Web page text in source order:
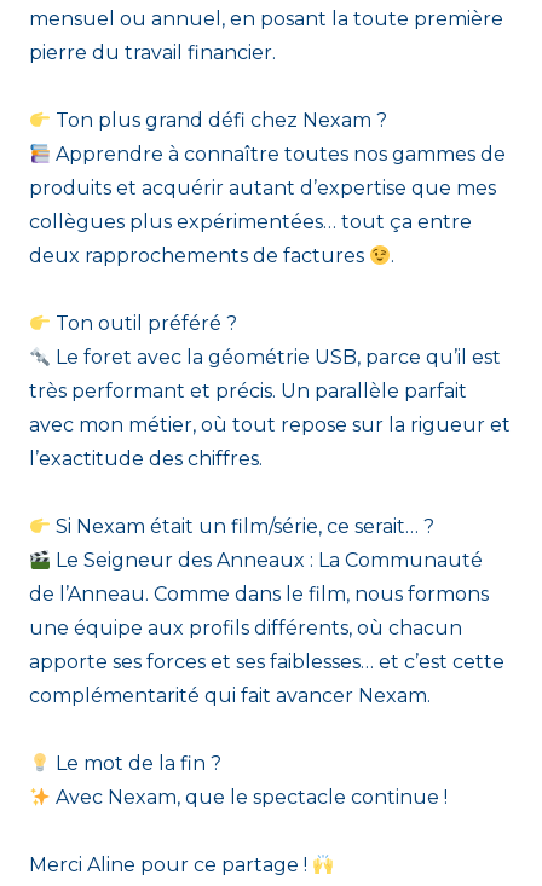
mensuel ou annuel, en posant la toute première
pierre du travail financier.
Ton plus grand défi chez Nexam ?
Apprendre à connaître toutes nos gammes de
produits et acquérir autant d’expertise que mes
collègues plus expérimentées… tout ça entre
deux rapprochements de factures
.
Ton outil préféré ?
Le foret avec la géométrie USB, parce qu’il est
très performant et précis. Un parallèle parfait
avec mon métier, où tout repose sur la rigueur et
l’exactitude des chiffres.
Si Nexam était un film/série, ce serait… ?
Le Seigneur des Anneaux : La Communauté
de l’Anneau. Comme dans le film, nous formons
une équipe aux profils différents, où chacun
apporte ses forces et ses faiblesses… et c’est cette
complémentarité qui fait avancer Nexam.
Le mot de la fin ?
Avec Nexam, que le spectacle continue !
Merci Aline pour ce partage !